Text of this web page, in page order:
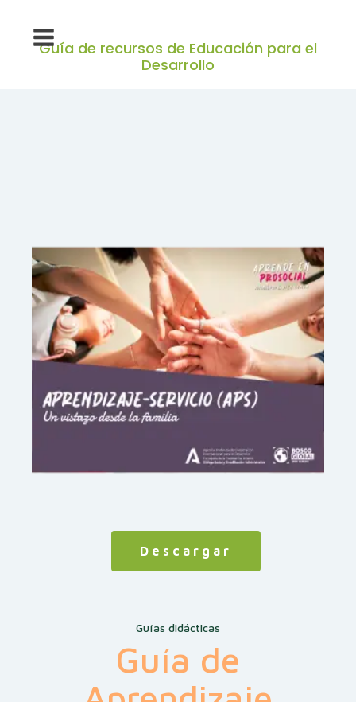
Guía de recursos de Educación para el
Desarrollo
Descargar
Guías didácticas
Guía de